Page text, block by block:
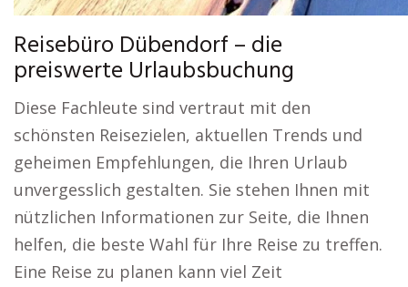
Reisebüro Dübendorf – die
preiswerte Urlaubsbuchung
Diese Fachleute sind vertraut mit den
schönsten Reisezielen, aktuellen Trends und
geheimen Empfehlungen, die Ihren Urlaub
unvergesslich gestalten. Sie stehen Ihnen mit
nützlichen Informationen zur Seite, die Ihnen
helfen, die beste Wahl für Ihre Reise zu treffen.
Eine Reise zu planen kann viel Zeit